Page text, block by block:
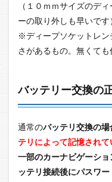
（１０ｍｍサイズのデ
ーの取り外しも早いです
※ディープソケットレン
さがあるもの。無くても
バッテリー交換の
通常のバッテリ交換の場
テリによって記憶され
一部のカーナビゲーシ
ッテリ接続後にパスワ